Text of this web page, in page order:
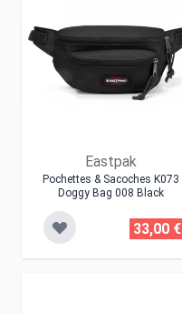
Eastpak
Pochettes & Sacoches K073
Doggy Bag 008 Black
33,00 €